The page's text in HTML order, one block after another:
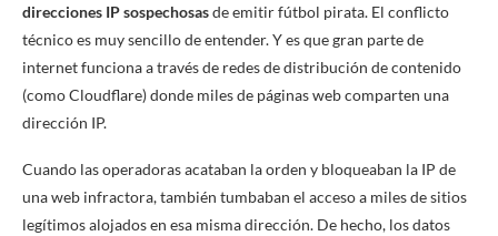
direcciones IP sospechosasde emitir fútbol pirata. El conflicto
técnico es muy sencillo de entender. Y es que gran parte de
internet funciona a través de redes de distribución de contenido
(como Cloudflare) donde miles de páginas web comparten una
dirección IP.
Cuando las operadoras acataban la orden y bloqueaban la IP de
una web infractora, también tumbaban el acceso a miles de sitios
legítimos alojados en esa misma dirección. De hecho, los datos